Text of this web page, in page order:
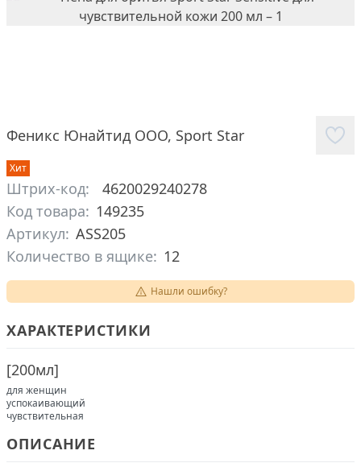
Феникс Юнайтид ООО, Sport Star
Хит
Штрих-код:
4620029240278
Код товара: 149235
Артикул: ASS205
Количество в ящике: 12
Нашли ошибку?
ХАРАКТЕРИСТИКИ
[200мл]
для женщин
успокаивающий
чувствительная
ОПИСАНИЕ